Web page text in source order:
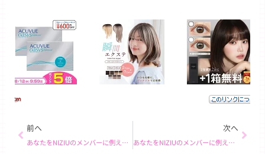
Prev
前へ
あなたをNIZIUのメンバーに例えると… マヤ！
次へ
あなたをNIZIUのメンバーに例えると… マユカ！